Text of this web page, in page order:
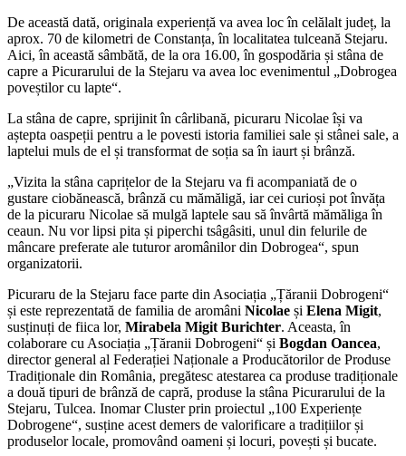
De această dată, originala experiență va avea loc în celălalt județ, la
aprox. 70 de kilometri de Constanța, în localitatea tulceană Stejaru.
Aici, în această sâmbătă, de la ora 16.00, în gospodăria și stâna de
capre a Picurarului de la Stejaru va avea loc evenimentul „Dobrogea
poveștilor cu lapte“.
La stâna de capre, sprijinit în cârlibană, picuraru Nicolae își va
aștepta oaspeții pentru a le povesti istoria familiei sale și stânei sale, a
laptelui muls de el și transformat de soția sa în iaurt și brânză.
„Vizita la stâna caprițelor de la Stejaru va fi acompaniată de o
gustare ciobănească, brânză cu mămăligă, iar cei curioși pot învăța
de la picuraru Nicolae să mulgă laptele sau să învârtă mămăliga în
ceaun. Nu vor lipsi pita și piperchi tsâgâsiti, unul din felurile de
mâncare preferate ale tuturor aromânilor din Dobrogea“, spun
organizatorii.
Picuraru de la Stejaru face parte din Asociația „Țăranii Dobrogeni“
și este reprezentată de familia de aromâni Nicolae și Elena Migit,
susținuți de fiica lor, Mirabela Migit Burichter. Aceasta, în
colaborare cu Asociația „Țăranii Dobrogeni“ și Bogdan Oancea,
director general al Federației Naționale a Producătorilor de Produse
Tradiționale din România, pregătesc atestarea ca produse tradiționale
a două tipuri de brânză de capră, produse la stâna Picurarului de la
Stejaru, Tulcea. Inomar Cluster prin proiectul „100 Experiențe
Dobrogene“, susține acest demers de valorificare a tradițiilor și
produselor locale, promovând oameni și locuri, povești și bucate.